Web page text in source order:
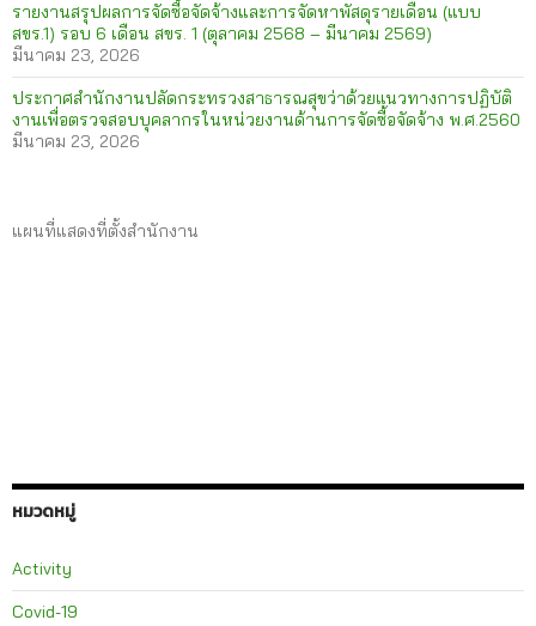
รายงานสรุปผลการจัดซื้อจัดจ้างและการจัดหาพัสดุรายเดือน (แบบ
สขร.1) รอบ 6 เดือน สขร. 1 (ตุลาคม 2568 – มีนาคม 2569)
มีนาคม 23, 2026
ประกาศสำนักงานปลัดกระทรวงสาธารณสุขว่าด้วยแนวทางการปฏิบัติ
งานเพื่อตรวจสอบบุคลากรในหน่วยงานด้านการจัดซื้อจัดจ้าง พ.ศ.2560
มีนาคม 23, 2026
แผนที่แสดงที่ตั้งสำนักงาน
หมวดหมู่
Activity
Covid-19